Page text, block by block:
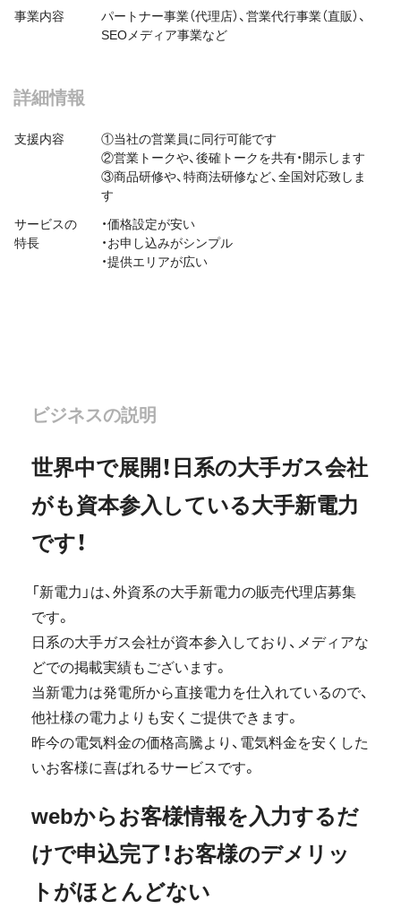
事業内容
パートナー事業（代理店）、営業代行事業（直販）、
SEOメディア事業など
詳細情報
支援内容
①当社の営業員に同行可能です
②営業トークや、後確トークを共有・開示します
③商品研修や、特商法研修など、全国対応致しま
す
サービスの
特長
・価格設定が安い
・お申し込みがシンプル
・提供エリアが広い
ビジネスの説明
世界中で展開！日系の大手ガス会社
がも資本参入している大手新電力
です！
「新電力」は、外資系の大手新電力の販売代理店募集
です。
日系の大手ガス会社が資本参入しており、メディアな
どでの掲載実績もございます。
当新電力は発電所から直接電力を仕入れているので、
他社様の電力よりも安くご提供できます。
昨今の電気料金の価格高騰より、電気料金を安くした
いお客様に喜ばれるサービスです。
webからお客様情報を入力するだ
けで申込完了！お客様のデメリッ
トがほとんどない